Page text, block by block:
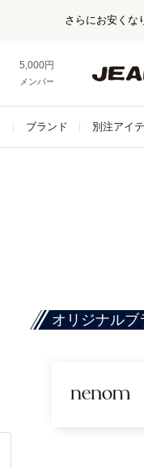
さらにお安くな
5,000円以上お買い上げで送
メンバー登録でお得な情報を
ブランド 別注アイ
オリジナルブ